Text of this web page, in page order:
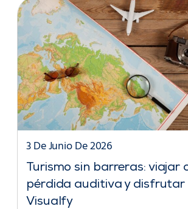
Turismo sin barreras: viajar
pérdida auditiva y disfrutar
Visualfy
3 De Junio De 2026